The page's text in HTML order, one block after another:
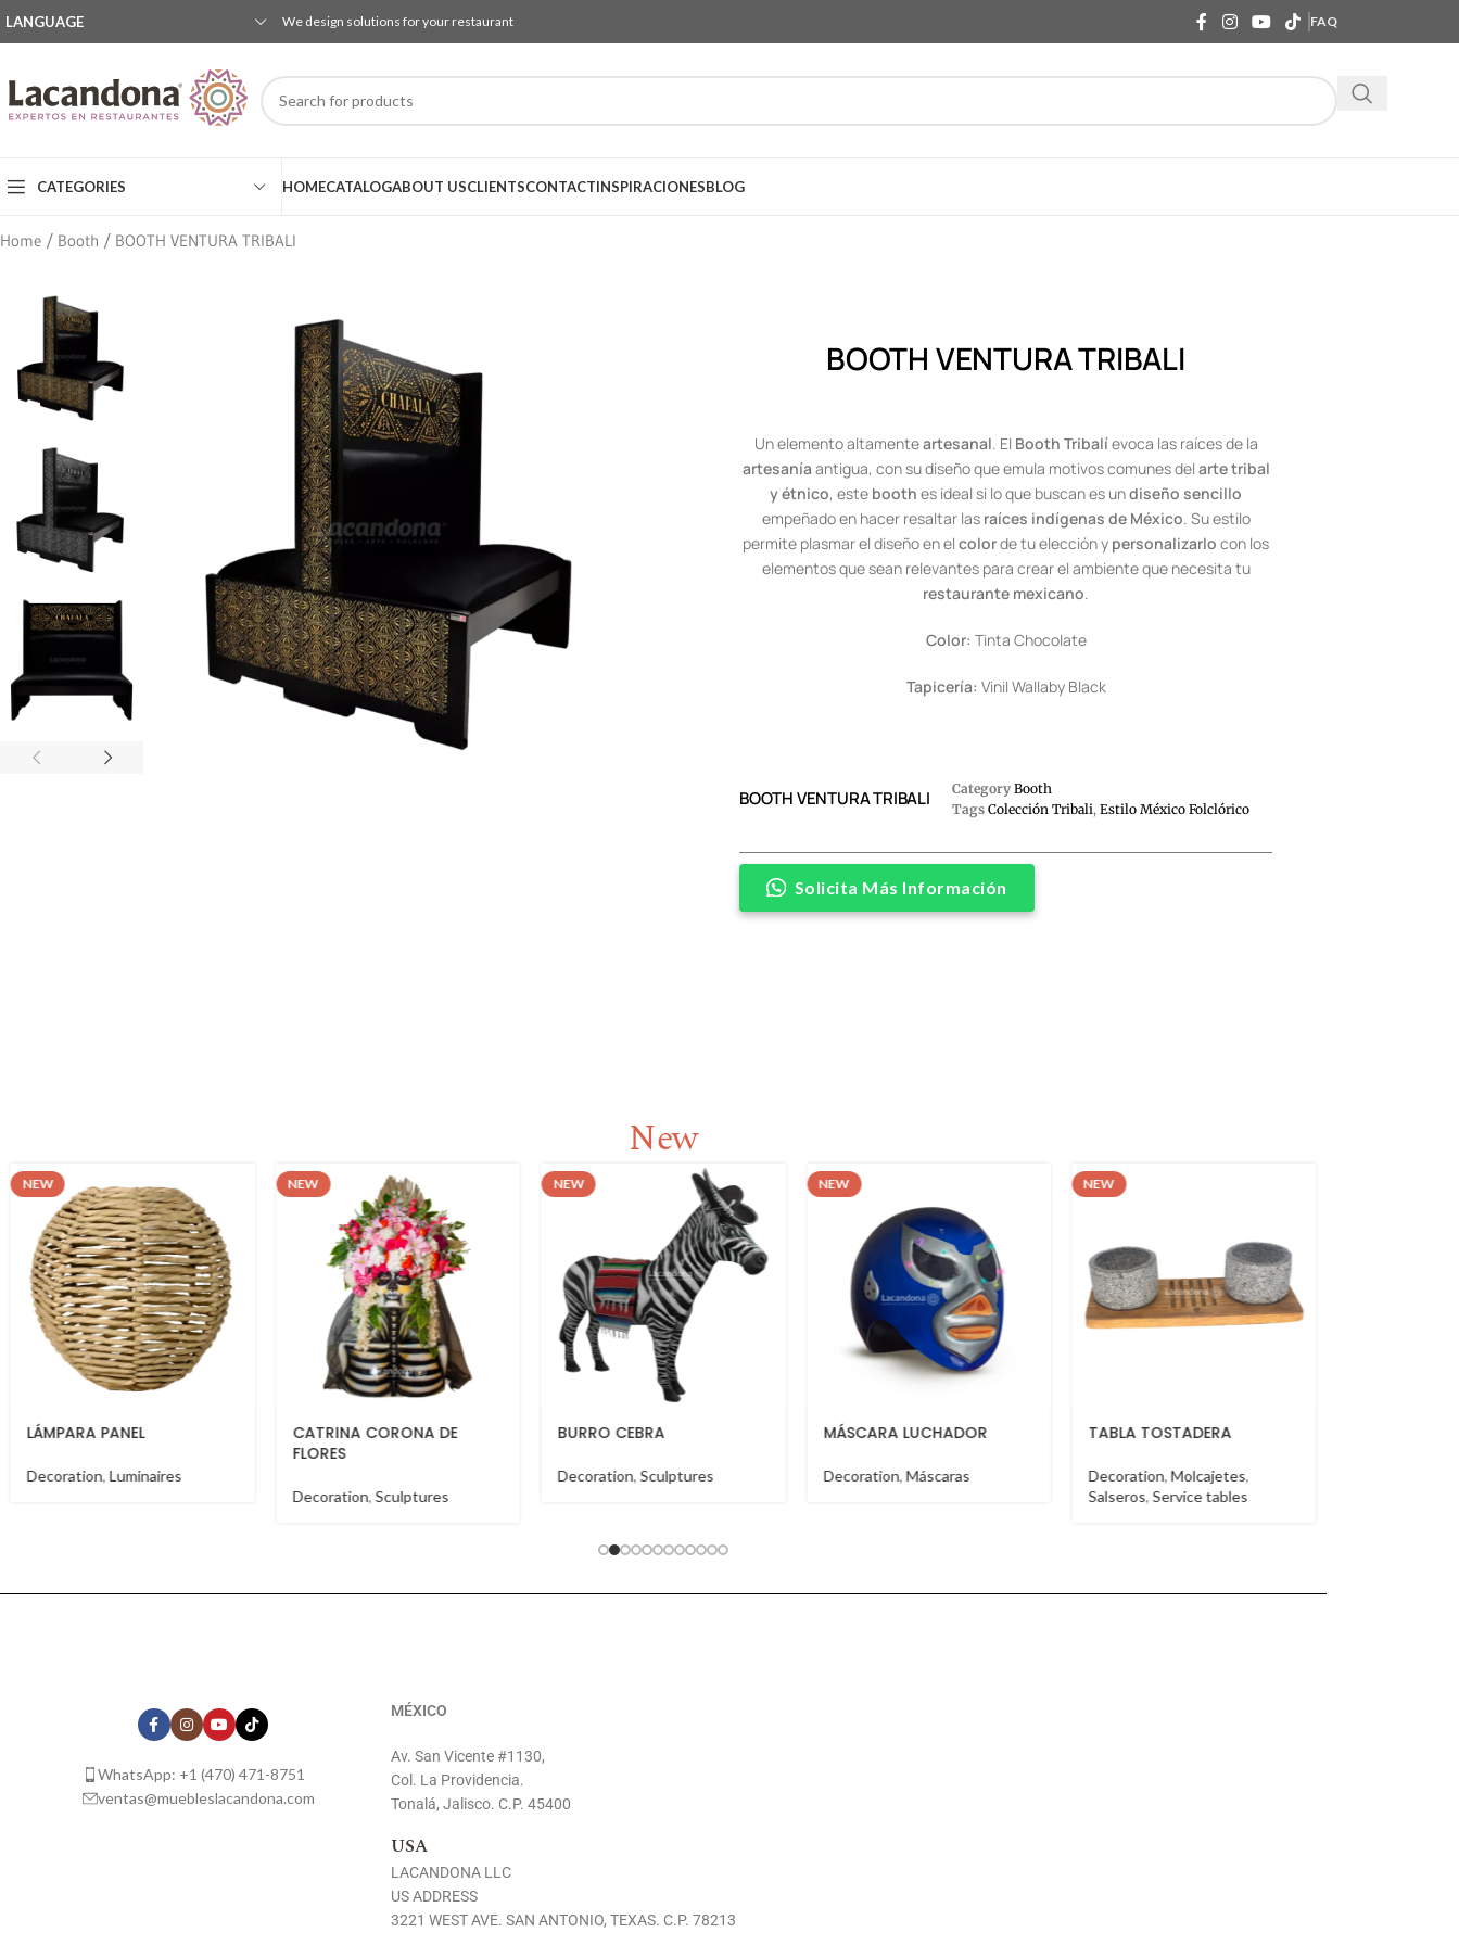
LANGUAGE We design solutions for your restaurant FAQ
CATEGORIES HOMECATALOGABOUT USCLIENTSCONTACTINSPIRACIONESBLOG
Home Booth BOOTH VENTURA TRIBALI
BOOTH VENTURA TRIBALI
Un elemento altamenteartesanal. El Booth Tribalíevoca las raíces de la
artesanía antigua, con su diseño que emula motivos comunes del arte tribal
y étnico, este booth es ideal si lo que buscan es undiseño sencillo
empeñado en hacer resaltar las raíces indígenas de México. Su estilo
permite plasmar el diseño en el colorde tu elección y personalizarlo con los
elementos que sean relevantes para crear el ambiente que necesita tu
restaurante mexicano.
Color: Tinta Chocolate
Tapicería: Vinil Wallaby Black
BOOTH VENTURA TRIBALI Category Booth
Tags Colección Tribali, Estilo México Folclórico
Solicita Más Información
New
NEW
CATRINA CORONA DE
NEW
BURRO CEBRA
NEW
MÁSCARA LUCHADOR
Decoration,Máscaras
NEW
TABLA TOSTADERA
Decoration,Molcajetes
NEW
BOOTH VT
Booth
WhatsApp: +1 (470) 471-8751
ventas@muebleslacandona.com
MÉXICO
Av. San Vicente #1130,
Col. La Providencia.
Tonalá, Jalisco. C.P. 45400
USA
LACANDONA LLC
US ADDRESS
3221 WEST AVE. SAN ANTONIO, TEXAS. C.P. 78213